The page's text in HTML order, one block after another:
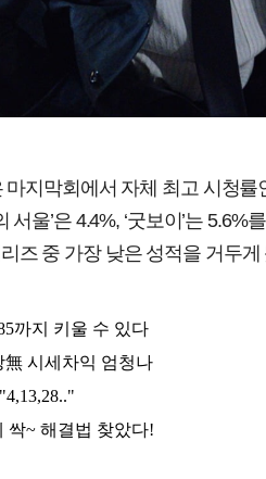
마지막회에서 자체 최고 시청
울’은 4.4%, ‘굿보이’는 5.6%
즈 중 가장 낮은 성적을 거두게